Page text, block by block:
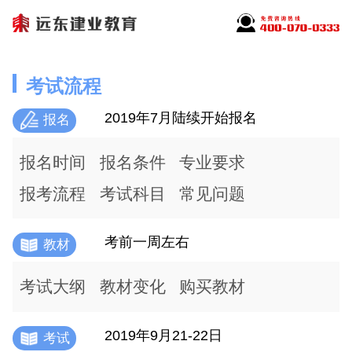
考试流程
报名 2019年7月陆续开始报名
报名时间 报名条件
专业要求
报考流程
考试科目 常见问题
教材 考前一周左右
考试大纲 教材变化 购买教材
考试 2019年9月21-22日